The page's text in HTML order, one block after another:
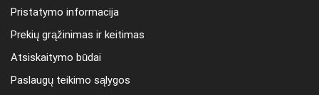
Pristatymo informacija
Prekių grąžinimas ir keitimas
Atsiskaitymo būdai
Paslaugų teikimo sąlygos